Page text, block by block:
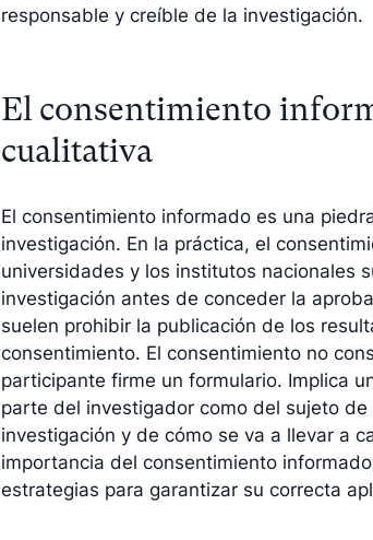
responsable y creíble de la investigación.
El consentimiento
cualitativa
El consentimiento informado es una
investigación. En la práctica, el
universidades y los institutos nacionales
investigación antes de conceder la
suelen prohibir la publicación de los
consentimiento. El consentimiento no
participante firme un formulario. Implica
parte del investigador como del sujeto
investigación y de cómo se va a llevar a
importancia del consentimiento
estrategias para garantizar su correcta